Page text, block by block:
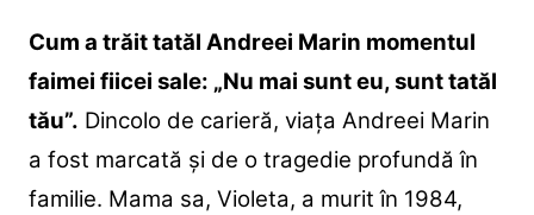
Cum a trăit tatăl Andreei Marin momentul
faimei fiicei sale: „Nu mai sunt eu, sunt tatăl
tău”. Dincolo de carieră, viața Andreei Marin
a fost marcată și de o tragedie profundă în
familie. Mama sa, Violeta, a murit în 1984,